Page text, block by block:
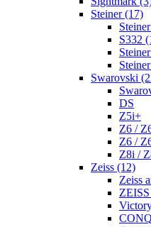
Steiner (17)
S332
Swarovski
DS
Z5i+
Z6 /
Z6 /
Z8i /
Zeiss (12)
Zeiss